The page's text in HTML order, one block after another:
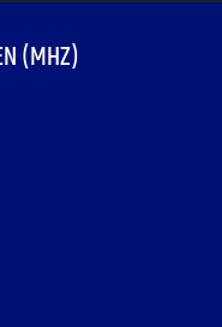
(MHZ)